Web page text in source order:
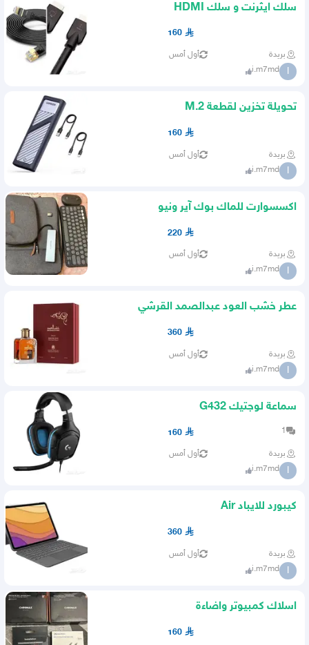
سلك ايثرنت و سلك HDMI
160
بريدة أول أمس
I
i.m7md
تحويلة تخزين لقطعة M.2
160
بريدة أول أمس
I
i.m7md
اكسسوارت للماك بوك آير ونيو
220
بريدة أول أمس
I
i.m7md
عطر خشب العود عبدالصمد القرشي
360
بريدة أول أمس
I
i.m7md
سماعة لوجتيك G432
1
160
بريدة أول أمس
I
i.m7md
كيبورد للايباد Air
360
بريدة أول أمس
I
i.m7md
اسلاك كمبيوتر واضاءة
160